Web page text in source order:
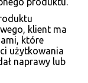
klient ma
które
użytkowania
naprawy lub